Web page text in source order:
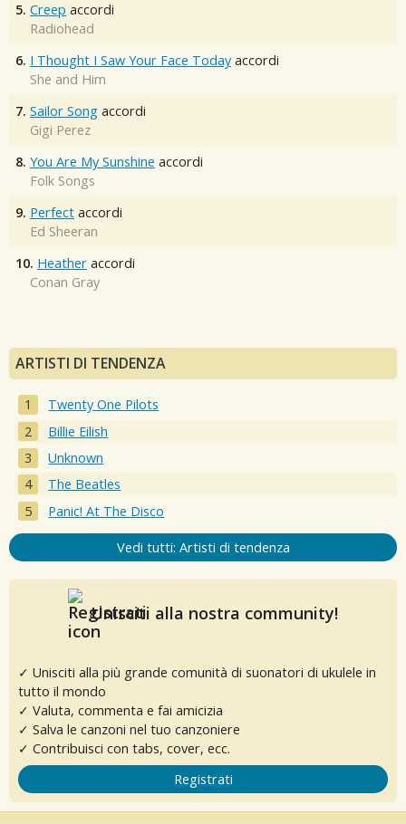
5. Creep accordi
Radiohead
6. I Thought I Saw Your Face Today accordi
She and Him
7. Sailor Song accordi
Gigi Perez
8. You Are My Sunshine accordi
Folk Songs
9. Perfect accordi
Ed Sheeran
10. Heather accordi
Conan Gray
ARTISTI DI TENDENZA
Twenty One Pilots
Billie Eilish
Unknown
The Beatles
Panic! At The Disco
Vedi tutti: Artisti di tendenza
Unisciti alla nostra community!
✓ Unisciti alla più grande comunità di suonatori di ukulele in
tutto il mondo
✓ Valuta, commenta e fai amicizia
✓ Salva le canzoni nel tuo canzoniere
✓ Contribuisci con tabs, cover, ecc.
Registrati